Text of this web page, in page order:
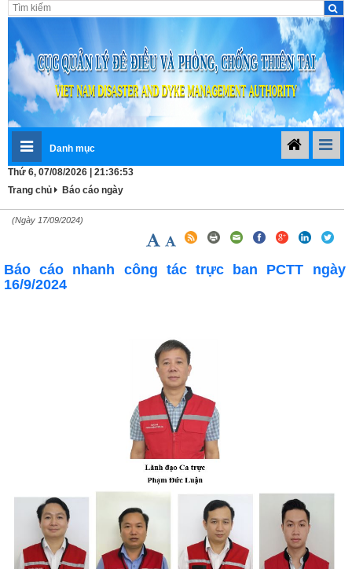
Danh mục
Thứ 6, 07/08/2026 | 21:36:54
Trang chủ
Báo cáo ngày
(Ngày 17/09/2024)
Báo cáo nhanh công tác trực ban PCTT ngày
16/9/2024